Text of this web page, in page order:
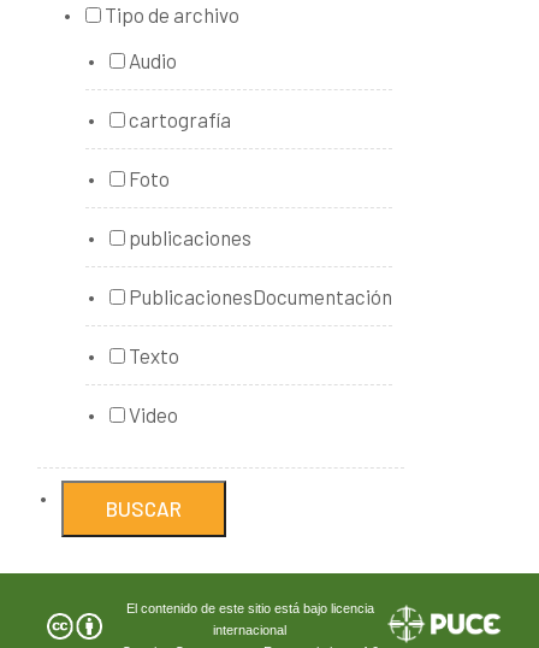
Tipo de archivo
Audio
cartografía
Foto
publicaciones
PublicacionesDocumentación
Texto
Video
El contenido de este sitio está bajo licencia
internacional